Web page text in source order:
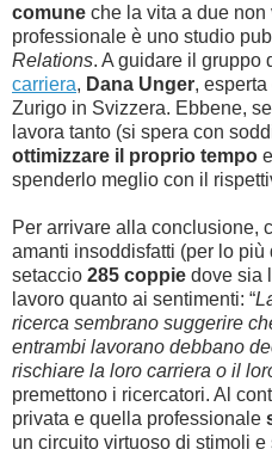
comune che la vita a due
professionale è uno studio
Relations. A guidare il gruppo
carriera, Dana Unger,
Zurigo in Svizzera. Ebbene,
lavora tanto (si spera con
ottimizzare il proprio tempo
spenderlo meglio con il
Per arrivare alla conclusione,
amanti insoddisfatti (per lo più
setaccio 285 coppie dove sia
lavoro quanto ai sentimenti: “
ricerca sembrano suggerire
entrambi lavorano debbano
rischiare la loro carriera o il
premettono i ricercatori. Al
privata e quella professionale
un circuito virtuoso di stimoli